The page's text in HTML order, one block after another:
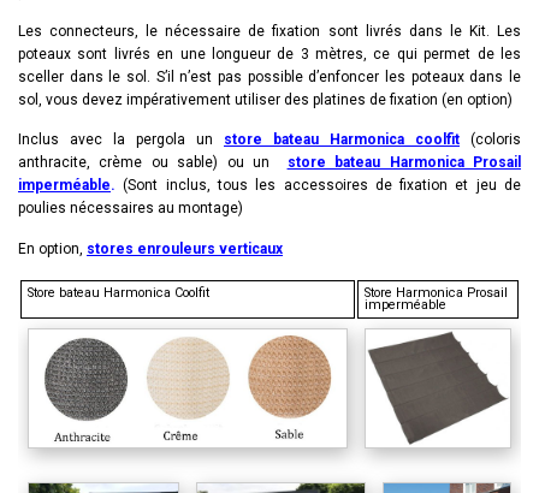
Les connecteurs, le nécessaire de fixation sont livrés dans le Kit. Les
poteaux sont livrés en une longueur de 3 mètres, ce qui permet de les
sceller dans le sol. S’il n’est pas possible d’enfoncer les poteaux dans le
sol, vous devez impérativement utiliser des platines de fixation (en option)
Inclus avec la pergola un store bateau Harmonica coolfit (coloris
anthracite, crème ou sable) ou un store bateau Harmonica Prosail
imperméable.(Sont inclus, tous les accessoires de fixation et jeu de
poulies nécessaires au montage)
En option, stores enrouleurs verticaux
Store bateau Harmonica Coolfit Store Harmonica Prosail
imperméable